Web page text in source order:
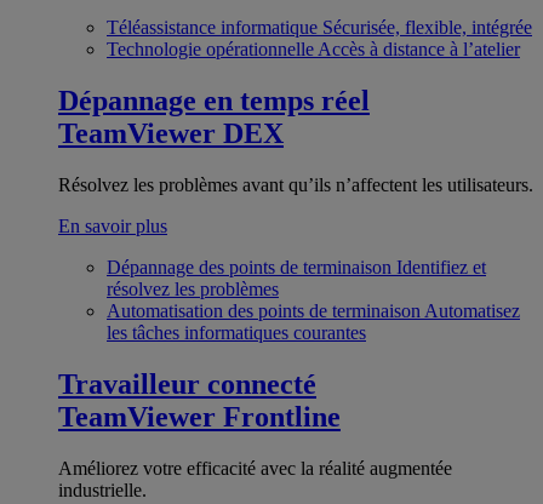
Téléassistance informatique Sécurisée, flexible, intégrée
Technologie opérationnelle Accès à distance à l’atelier
Dépannage en temps réel
TeamViewer DEX
Résolvez les problèmes avant qu’ils n’affectent les utilisateurs.
En savoir plus
Dépannage des points de terminaison Identifiez et
résolvez les problèmes
Automatisation des points de terminaison Automatisez
les tâches informatiques courantes
Travailleur connecté
TeamViewer Frontline
Améliorez votre efficacité avec la réalité augmentée
industrielle.